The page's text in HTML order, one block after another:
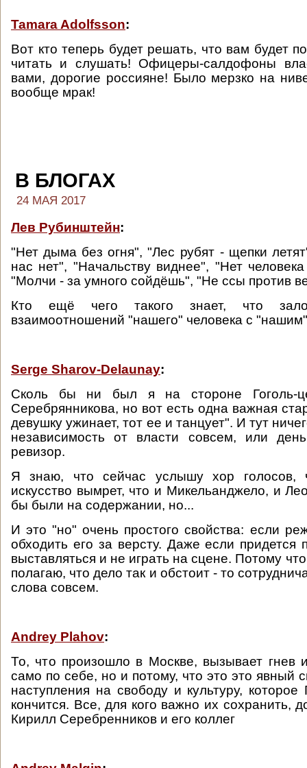
Tamara Adolfsson:
Вот кто теперь будет решать, что вам будет
читать и слушать! Офицеры-салдофоны
вами, дорогие россияне! Было мерзко на
вообще мрак!
В БЛОГАХ
24 МАЯ 2017
Лев Рубинштейн:
"Нет дыма без огня", "Лес рубят - щепки
нас нет", "Начальству виднее", "Нет
"Молчи - за умного сойдёшь", "Не ссы против
Кто ещё чего такого знает, что
взаимоотношений "нашего" человека с
Serge Sharov-Delaunay:
Сколь бы ни был я на стороне Гоголь-
Серебрянникова, но вот есть одна важная
девушку ужинает, тот ее и танцует". И тут
независимость от власти совсем, или
ревизор.
Я знаю, что сейчас услышу хор голосов,
искусство вымрет, что и Микельанджело, и
бы были на содержании, но...
И это "но" очень простого свойства: если
обходить его за версту. Даже если придется
выставляться и не играть на сцене. Потому
полагаю, что дело так и обстоит - то
слова совсем.
Andrey Plahov:
То, что произошло в Москве, вызывает гнев
само по себе, но и потому, что это это явный
наступления на свободу и культуру, которое
кончится. Все, для кого важно их сохранить,
Кирилл Серебренников и его коллег